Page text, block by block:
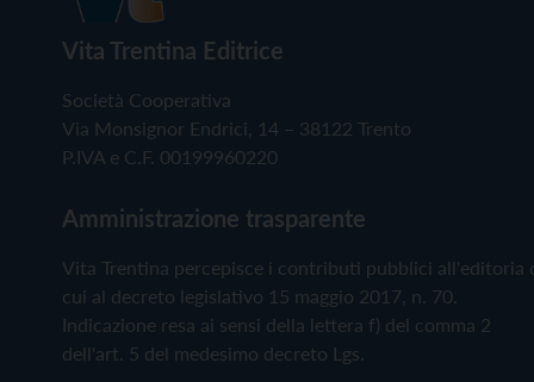
Vita Trentina Editrice
Società Cooperativa
Via Monsignor Endrici, 14 – 38122 Trento
P.IVA e C.F. 00199960220
Amministrazione trasparente
Vita Trentina percepisce i contributi pubblici all'editoria
cui al decreto legislativo 15 maggio 2017, n. 70.
Indicazione resa ai sensi della lettera f) del comma 2
dell'art. 5 del medesimo decreto Lgs.